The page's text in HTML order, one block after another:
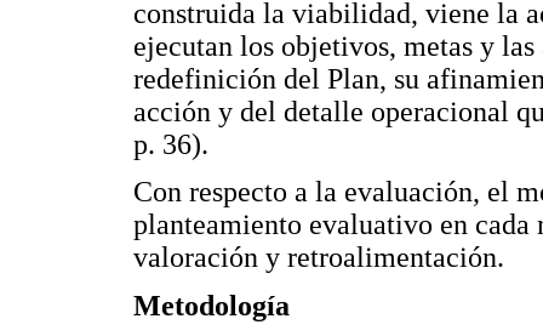
construida la viabilidad, viene la
ejecutan los objetivos, metas y
redefinición del Plan, su
acción y del detalle operacional
p. 36).
Con respecto a la evaluación, el
planteamiento evaluativo en
valoración y retroalimentación.
Metodología